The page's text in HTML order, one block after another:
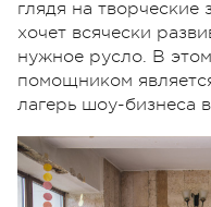
глядя на творческие
хочет всячески
нужное русло. В
помощником
лагерь шоу-бизнеса